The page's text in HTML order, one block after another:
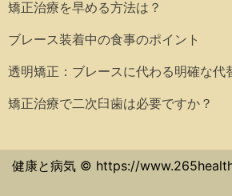
矯正治療を早める方法は？
ブレース装着中の食事のポイント
透明矯正：ブレースに代わる明確な代
矯正治療で二次臼歯は必要ですか？
健康と病気 © https://